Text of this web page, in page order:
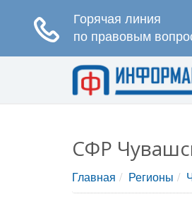
СФР
Главная Регионы